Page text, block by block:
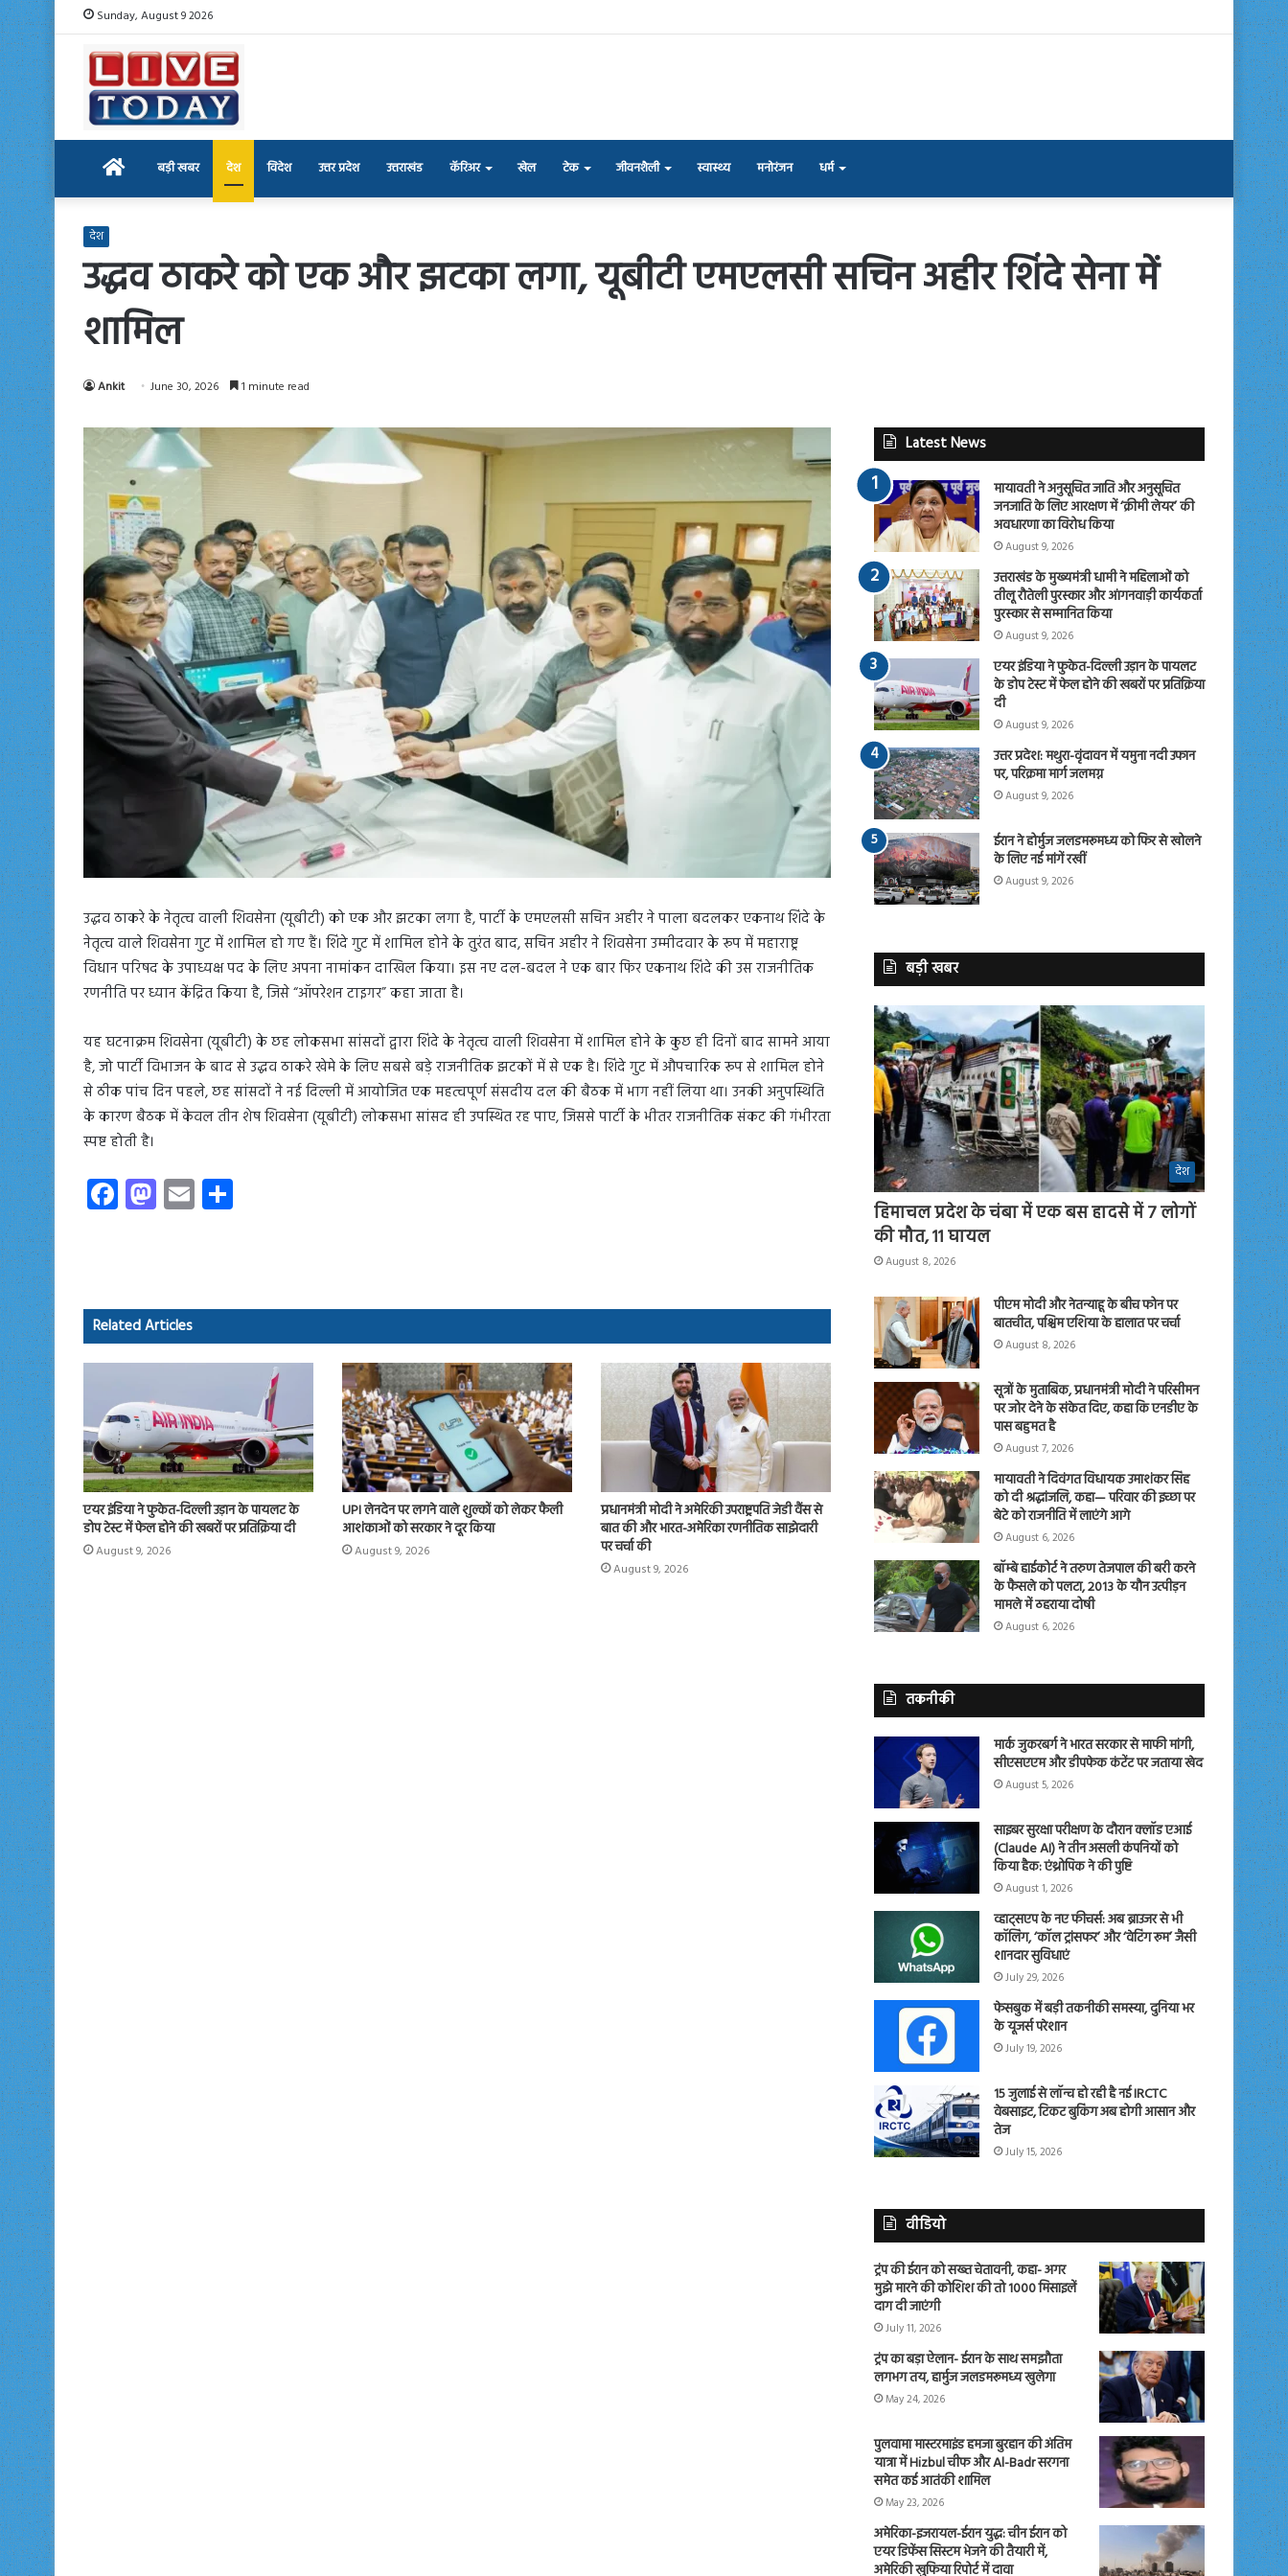
Sunday, August 9 2026
Home बड़ी खबर देश विदेश उत्तर प्रदेश उत्तराखंड कॅरिअर खेल टेक जीवनशैली स्वास्थ्य मनोरंजन धर्म
देश
उद्धव ठाकरे को एक और झटका लगा, यूबीटी एमएलसी सचिन अहीर शिंदे सेना में
शामिल
Ankit June 30, 2026 1 minute read
उद्धव ठाकरे के नेतृत्व वाली शिवसेना (यूबीटी) को एक और झटका लगा है, पार्टी के एमएलसी सचिन अहीर ने पाला बदलकर एकनाथ शिंदे के
नेतृत्व वाले शिवसेना गुट में शामिल हो गए हैं। शिंदे गुट में शामिल होने के तुरंत बाद, सचिन अहीर ने शिवसेना उम्मीदवार के रूप में महाराष्ट्र
विधान परिषद के उपाध्यक्ष पद के लिए अपना नामांकन दाखिल किया। इस नए दल-बदल ने एक बार फिर एकनाथ शिंदे की उस राजनीतिक
रणनीति पर ध्यान केंद्रित किया है, जिसे “ऑपरेशन टाइगर” कहा जाता है।
यह घटनाक्रम शिवसेना (यूबीटी) के छह लोकसभा सांसदों द्वारा शिंदे के नेतृत्व वाली शिवसेना में शामिल होने के कुछ ही दिनों बाद सामने आया
है, जो पार्टी विभाजन के बाद से उद्धव ठाकरे खेमे के लिए सबसे बड़े राजनीतिक झटकों में से एक है। शिंदे गुट में औपचारिक रूप से शामिल होने
से ठीक पांच दिन पहले, छह सांसदों ने नई दिल्ली में आयोजित एक महत्वपूर्ण संसदीय दल की बैठक में भाग नहीं लिया था। उनकी अनुपस्थिति
के कारण बैठक में केवल तीन शेष शिवसेना (यूबीटी) लोकसभा सांसद ही उपस्थित रह पाए, जिससे पार्टी के भीतर राजनीतिक संकट की गंभीरता
स्पष्ट होती है।
Fa
ce
ok
M
as
o
n
E
m
Related Articles
एयर इंडिया ने फुकेत-दिल्ली उड़ान के पायलट के
डोप टेस्ट में फेल होने की खबरों पर प्रतिक्रिया दी
August 9, 2026
UPI लेनदेन पर लगने वाले शुल्कों को लेकर फैली
आशंकाओं को सरकार ने दूर किया
August 9, 2026
प्रधानमंत्री मोदी ने अमेरिकी उपराष्ट्रपति जेडी वैंस से
बात की और भारत-अमेरिका रणनीतिक साझेदारी
पर चर्चा की
August 9, 2026
Latest News
मायावती ने अनुसूचित जाति और अनुसूचित
जनजाति के लिए आरक्षण में ‘क्रीमी लेयर’ की
अवधारणा का विरोध किया
August 9, 2026
उत्तराखंड के मुख्यमंत्री धामी ने महिलाओं को
तीलू रौतेली पुरस्कार और आंगनवाड़ी कार्यकर्ता
पुरस्कार से सम्मानित किया
August 9, 2026
एयर इंडिया ने फुकेत-दिल्ली उड़ान के पायलट
के डोप टेस्ट में फेल होने की खबरों पर प्रतिक्रिया
दी
August 9, 2026
उत्तर प्रदेश: मथुरा-वृंदावन में यमुना नदी उफान
पर, परिक्रमा मार्ग जलमग्न
August 9, 2026
ईरान ने होर्मुज जलडमरूमध्य को फिर से खोलने
के लिए नई मांगें रखीं
August 9, 2026
बड़ी खबर
देश
हिमाचल प्रदेश के चंबा में एक बस हादसे में 7 लोगों
की मौत, 11 घायल
August 8, 2026
पीएम मोदी और नेतन्याहू के बीच फोन पर
बातचीत, पश्चिम एशिया के हालात पर चर्चा
August 8, 2026
सूत्रों के मुताबिक, प्रधानमंत्री मोदी ने परिसीमन
पर जोर देने के संकेत दिए, कहा कि एनडीए के
पास बहुमत है
August 7, 2026
मायावती ने दिवंगत विधायक उमाशंकर सिंह
को दी श्रद्धांजलि, कहा— परिवार की इच्छा पर
बेटे को राजनीति में लाएंगे आगे
August 6, 2026
बॉम्बे हाईकोर्ट ने तरुण तेजपाल की बरी करने
के फैसले को पलटा, 2013 के यौन उत्पीड़न
मामले में ठहराया दोषी
August 6, 2026
तकनीकी
मार्क जुकरबर्ग ने भारत सरकार से माफी मांगी,
सीएसएएम और डीपफेक कंटेंट पर जताया खेद
August 5, 2026
साइबर सुरक्षा परीक्षण के दौरान क्लॉड एआई
(Claude AI) ने तीन असली कंपनियों को
किया हैक: एंथ्रोपिक ने की पुष्टि
August 1, 2026
व्हाट्सएप के नए फीचर्स: अब ब्राउजर से भी
कॉलिंग, ‘कॉल ट्रांसफर’ और ‘वेटिंग रूम’ जैसी
शानदार सुविधाएं
July 29, 2026
फेसबुक में बड़ी तकनीकी समस्या, दुनिया भर
के यूजर्स परेशान
July 19, 2026
15 जुलाई से लॉन्च हो रही है नई IRCTC
वेबसाइट, टिकट बुकिंग अब होगी आसान और
तेज
July 15, 2026
वीडियो
ट्रंप की ईरान को सख्त चेतावनी, कहा- अगर
मुझे मारने की कोशिश की तो 1000 मिसाइलें
दाग दी जाएंगी
July 11, 2026
ट्रंप का बड़ा ऐलान- ईरान के साथ समझौता
लगभग तय, हार्मुज जलडमरूमध्य खुलेगा
May 24, 2026
पुलवामा मास्टरमाइंड हमजा बुरहान की अंतिम
यात्रा में Hizbul चीफ और Al-Badr सरगना
समेत कई आतंकी शामिल
May 23, 2026
अमेरिका-इजरायल-ईरान युद्ध: चीन ईरान को
एयर डिफेंस सिस्टम भेजने की तैयारी में,
अमेरिकी खुफिया रिपोर्ट में दावा